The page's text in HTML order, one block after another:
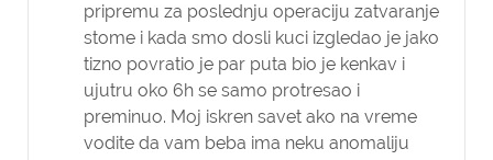
pripremu za poslednju operaciju zatvaranje
stome i kada smo dosli kuci izgledao je jako
tizno povratio je par puta bio je kenkav i
ujutru oko 6h se samo protresao i
preminuo. Moj iskren savet ako na vreme
vodite da vam beba ima neku anomaliju